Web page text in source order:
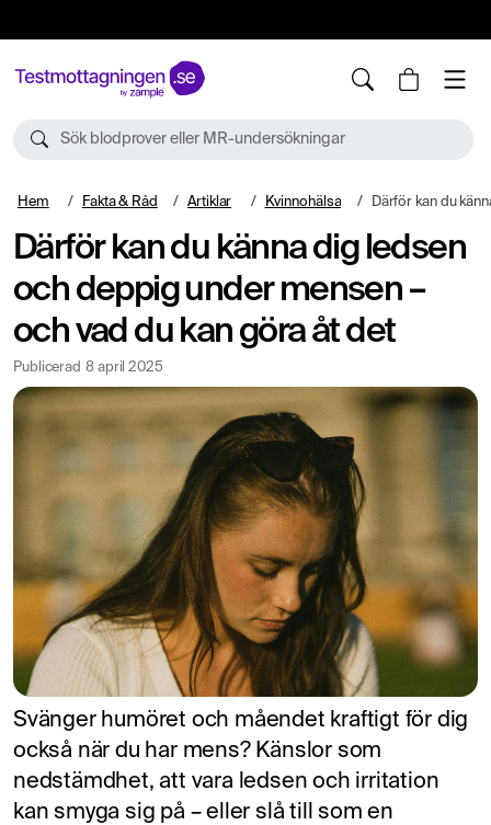
Sök blodprover eller MR-undersökningar
Hem Fakta & Råd Artiklar Kvinnohälsa Därför kan du känna dig ledsen och deppig
Därför kan du känna dig ledsen
och deppig under mensen –
och vad du kan göra åt det
Publicerad 8 april 2025
Svänger humöret och måendet kraftigt för dig
också när du har mens? Känslor som
nedstämdhet, att vara ledsen och irritation
kan smyga sig på – eller slå till som en